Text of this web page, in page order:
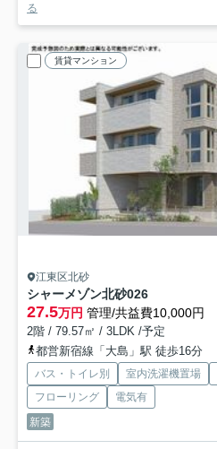
る
賃貸マンション
江東区北砂
シャーメゾン北砂026
27.5万円 管理/共益費10,000円
2階 / 79.57㎡ / 3LDK /予定
都営新宿線「大島」駅 徒歩16分
バス・トイレ別 室内洗濯機置場
フローリング
電気有
新築